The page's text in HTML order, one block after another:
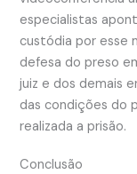
especialistas
custódia por esse
defesa do preso
juiz e dos demais
das condições do
realizada a prisão.
Conclusão